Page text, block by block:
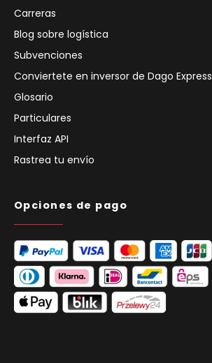
Carreras
Blog sobre logística
Subvenciones
Conviertete en inversor de Dago Express
Glosario
Particulares
Interfaz API
Rastrea tu envío
Opciones de pago